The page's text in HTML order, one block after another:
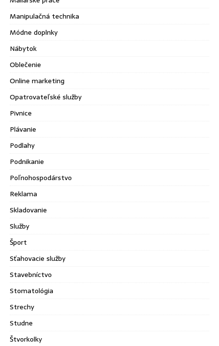
Manipulačná technika
Módne doplnky
Nábytok
Oblečenie
Online marketing
Opatrovateľské služby
Pivnice
Plávanie
Podlahy
Podnikanie
Poľnohospodárstvo
Reklama
Skladovanie
Služby
Šport
Sťahovacie služby
Stavebníctvo
Stomatológia
Strechy
Studne
Štvorkolky